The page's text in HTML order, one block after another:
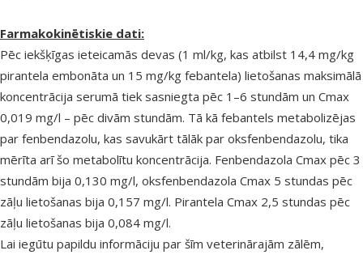
Farmakokinētiskie dati:
Pēc iekšķīgas ieteicamās devas (1 ml/kg, kas atbilst 14,4 mg/kg
pirantela embonāta un 15 mg/kg febantela) lietošanas maksimālā
koncentrācija serumā tiek sasniegta pēc 1–6 stundām un Cmax
0,019 mg/l – pēc divām stundām. Tā kā febantels metabolizējas
par fenbendazolu, kas savukārt tālāk par oksfenbendazolu, tika
mērīta arī šo metabolītu koncentrācija. Fenbendazola Cmax pēc 3
stundām bija 0,130 mg/l, oksfenbendazola Cmax 5 stundas pēc
zāļu lietošanas bija 0,157 mg/l. Pirantela Cmax 2,5 stundas pēc
zāļu lietošanas bija 0,084 mg/l.
Lai iegūtu papildu informāciju par šīm veterinārajām zālēm,